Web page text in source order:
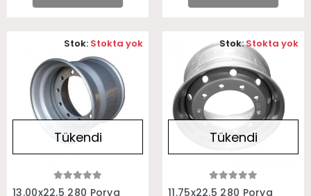
Stokta Yok
Tükendi
13.00x22.5 280 Porya
Stok: Stokta yok
Stokta Yok
Tükendi
11.75x22.5 280 Porya
Stok:Stokta yok